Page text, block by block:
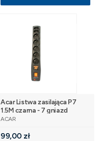
Acar Listwa zasilająca P7
1.5M czarna - 7 gniazd
PRODUCENT
ACAR
Cena
99,00 zł